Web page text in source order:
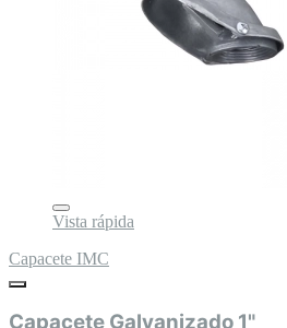
Vista rápida
Capacete IMC
Capacete Galvanizado 1"